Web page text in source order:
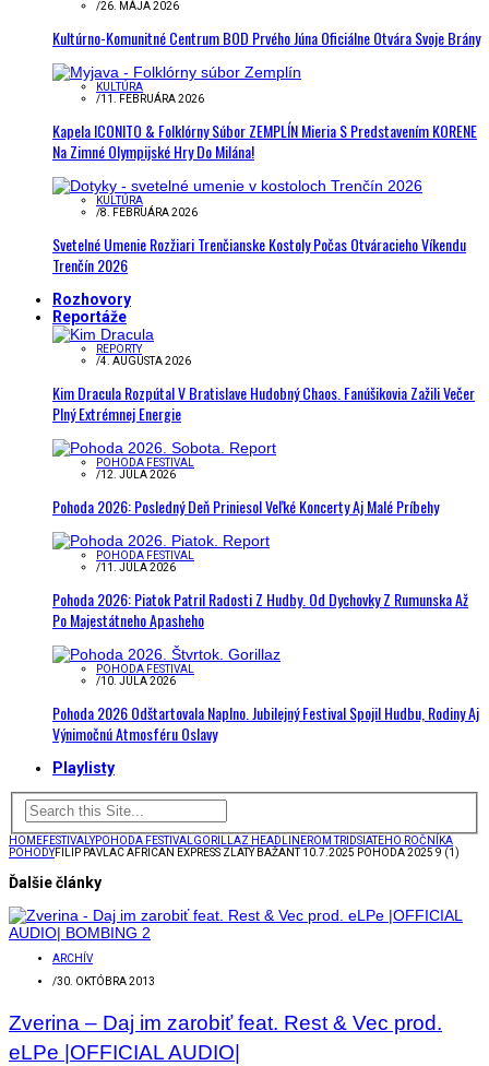
/26. MÁJA 2026
Kultúrno-Komunitné Centrum BOD Prvého Júna Oficiálne Otvára Svoje Brány
KULTÚRA
/11. FEBRUÁRA 2026
Kapela ICONITO & Folklórny Súbor ZEMPLÍN Mieria S Predstavením KORENE
Na Zimné Olympijské Hry Do Milána!
KULTÚRA
/8. FEBRUÁRA 2026
Svetelné Umenie Rozžiari Trenčianske Kostoly Počas Otváracieho Víkendu
Trenčín 2026
Rozhovory
Reportáže
REPORTY
/4. AUGUSTA 2026
Kim Dracula Rozpútal V Bratislave Hudobný Chaos. Fanúšikovia Zažili Večer
Plný Extrémnej Energie
POHODA FESTIVAL
/12. JÚLA 2026
Pohoda 2026: Posledný Deň Priniesol Veľké Koncerty Aj Malé Príbehy
POHODA FESTIVAL
/11. JÚLA 2026
Pohoda 2026: Piatok Patril Radosti Z Hudby. Od Dychovky Z Rumunska Až
Po Majestátneho Apasheho
POHODA FESTIVAL
/10. JÚLA 2026
Pohoda 2026 Odštartovala Naplno. Jubilejný Festival Spojil Hudbu, Rodiny Aj
Výnimočnú Atmosféru Oslavy
Playlisty
HOMEFESTIVALYPOHODA FESTIVAL GORILLAZ HEADLINEROM TRIDSIATEHO ROČNÍKA
POHODYFILIP PAVLAC AFRICAN EXPRESS ZLATÝ BAŽANT 10.7.2025 POHODA 2025 9 (1)
Ďalšie články
ARCHÍV
/30. OKTÓBRA 2013
Zverina – Daj im zarobiť feat. Rest & Vec prod.
eLPe |OFFICIAL AUDIO|